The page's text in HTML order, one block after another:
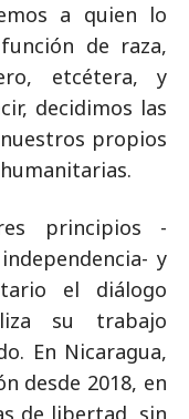
a quien lo
de raza,
etcétera, y
decidimos las
propios
principios -
y
el diálogo
su trabajo
En Nicaragua,
desde 2018, en
de libertad, sin